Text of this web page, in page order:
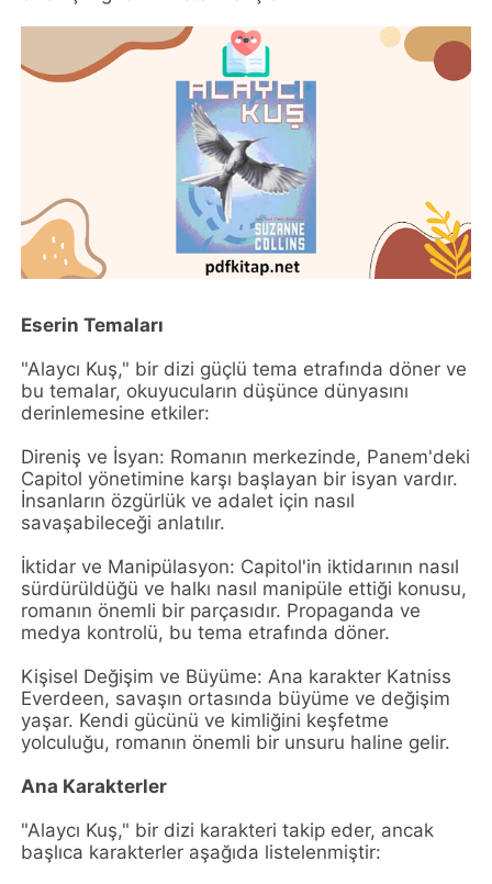
Eserin Temaları
"Alaycı Kuş," bir dizi güçlü tema etrafında döner ve
bu temalar, okuyucuların düşünce dünyasını
derinlemesine etkiler:
Direniş ve İsyan: Romanın merkezinde, Panem'deki
Capitol yönetimine karşı başlayan bir isyan vardır.
İnsanların özgürlük ve adalet için nasıl
savaşabileceği anlatılır.
İktidar ve Manipülasyon: Capitol'in iktidarının nasıl
sürdürüldüğü ve halkı nasıl manipüle ettiği konusu,
romanın önemli bir parçasıdır. Propaganda ve
medya kontrolü, bu tema etrafında döner.
Kişisel Değişim ve Büyüme: Ana karakter Katniss
Everdeen, savaşın ortasında büyüme ve değişim
yaşar. Kendi gücünü ve kimliğini keşfetme
yolculuğu, romanın önemli bir unsuru haline gelir.
Ana Karakterler
"Alaycı Kuş," bir dizi karakteri takip eder, ancak
başlıca karakterler aşağıda listelenmiştir: